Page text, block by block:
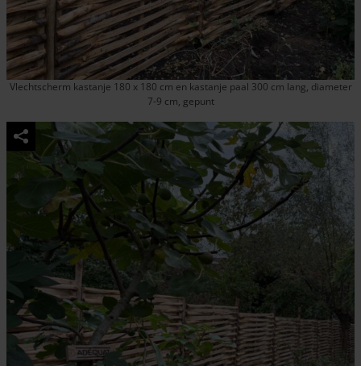
Vlechtscherm kastanje 180 x 180 cm en kastanje paal 300 cm lang, diameter
7-9 cm, gepunt